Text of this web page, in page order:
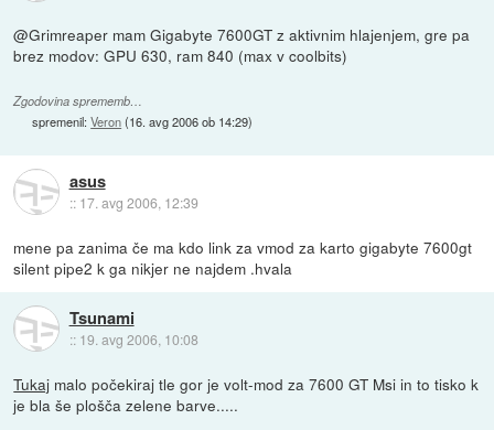
@Grimreaper mam Gigabyte 7600GT z aktivnim hlajenjem, gre pa
brez modov: GPU 630, ram 840 (max v coolbits)
Zgodovina sprememb…
spremenil:Veron(16. avg 2006 ob 14:29)
asus
:: 17. avg 2006, 12:39
mene pa zanima če ma kdo link za vmod za karto gigabyte 7600gt
silent pipe2 k ga nikjer ne najdem .hvala
Tsunami
:: 19. avg 2006, 10:08
Tukaj malo počekiraj tle gor je volt-mod za 7600 GT Msi in to tisko k
je bla še plošča zelene barve.....